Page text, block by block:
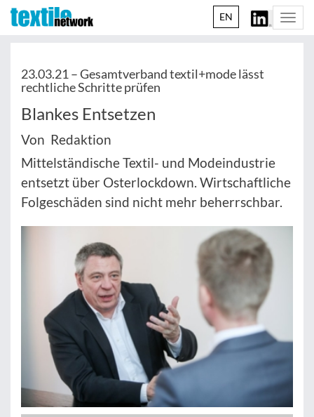
EN
23.03.21 –Gesamtverband textil+mode lässt
rechtliche Schritte prüfen
Blankes Entsetzen
Von Redaktion
Mittelständische Textil- und Modeindustrie
entsetzt über Osterlockdown. Wirtschaftliche
Folgeschäden sind nicht mehr beherrschbar.